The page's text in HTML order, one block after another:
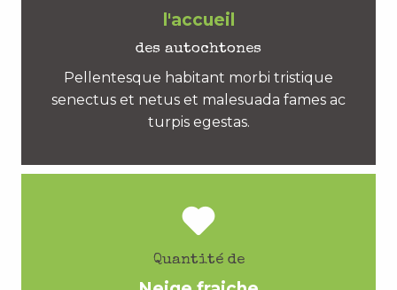
l'accueil
des autochtones
Pellentesque habitant morbi tristique
senectus et netus et malesuada fames ac
turpis egestas.
Quantité de